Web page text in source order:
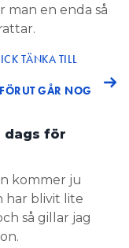
man en enda så
TÄNKA TILL
GÅR NOG
dags för
kommer ju
har blivit lite
så gillar jag